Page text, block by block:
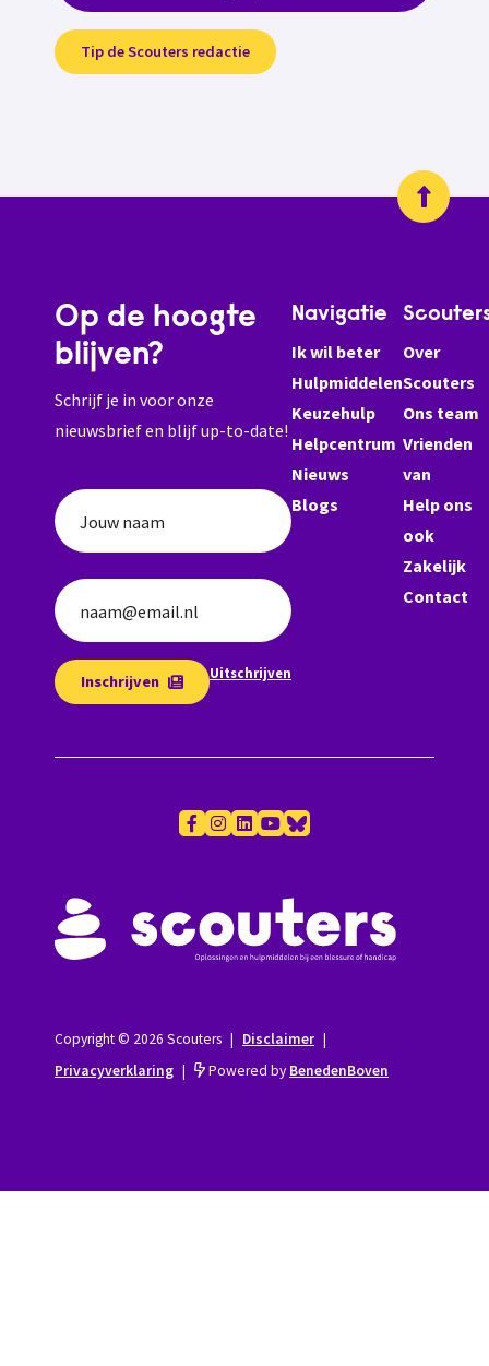
Tip de Scouters redactie
Op de hoogte
blijven?
Schrijf je in voor onze
nieuwsbrief en blijf up-to-date!
Jouw naam
naam@email.nl
Inschrijven Uitschrijven
Navigatie
Ik wil beter
Hulpmiddelen
Keuzehulp
Helpcentrum
Nieuws
Blogs
Over
Scouters
Ons team
Vrienden
van
Help ons
ook
Zakelijk
Contact
Copyright © 2026 Scouters | Disclaimer |
Privacyverklaring | Powered by BenedenBoven